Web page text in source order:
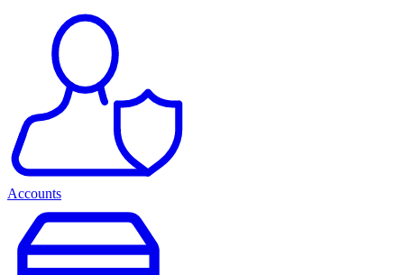
Accounts